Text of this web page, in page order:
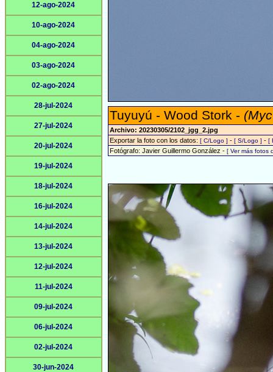
12-ago-2024
10-ago-2024
04-ago-2024
03-ago-2024
02-ago-2024
28-jul-2024
27-jul-2024
20-jul-2024
19-jul-2024
18-jul-2024
16-jul-2024
14-jul-2024
13-jul-2024
12-jul-2024
11-jul-2024
09-jul-2024
06-jul-2024
02-jul-2024
30-jun-2024
Tuyuyú - Wood Stork -
Archivo: 20230305/2102_jgg_2.jpg
Exportar la foto con los datos: [ C/Logo ] - [ S/Logo ] - [
Fotógrafo: Javier Guillermo González - [ Ver más fotos